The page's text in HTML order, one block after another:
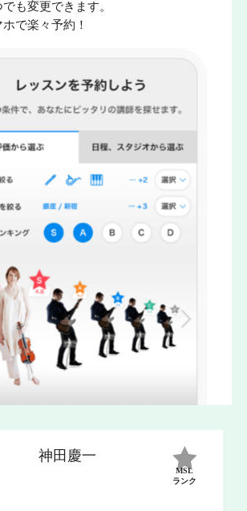
神田慶一
MSL
ランク